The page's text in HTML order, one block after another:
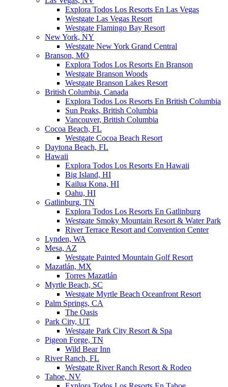
Explora Todos Los Resorts En Las Vegas
Westgate Las Vegas Resort
Westgate Flamingo Bay Resort
New York, NY
Westgate New York Grand Central
Branson, MO
Explora Todos Los Resorts En Branson
Westgate Branson Woods
Westgate Branson Lakes Resort
British Columbia, Canada
Explora Todos Los Resorts En British Columbia
Sun Peaks, British Columbia
Vancouver, British Columbia
Cocoa Beach, FL
Westgate Cocoa Beach Resort
Daytona Beach, FL
Hawaii
Explora Todos Los Resorts En Hawaii
Big Island, HI
Kailua Kona, HI
Oahu, HI
Gatlinburg, TN
Explora Todos Los Resorts En Gatlinburg
Westgate Smoky Mountain Resort & Water Park
River Terrace Resort and Convention Center
Lynden, WA
Mesa, AZ
Westgate Painted Mountain Golf Resort
Mazatlán, MX
Torres Mazatlán
Myrtle Beach, SC
Westgate Myrtle Beach Oceanfront Resort
Palm Springs, CA
The Oasis
Park City, UT
Westgate Park City Resort & Spa
Pigeon Forge, TN
Wild Bear Inn
River Ranch, FL
Westgate River Ranch Resort & Rodeo
Tahoe, NV